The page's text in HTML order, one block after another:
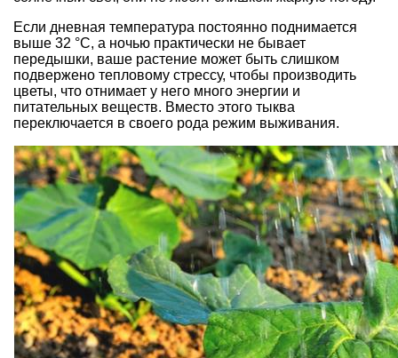
Если дневная температура постоянно поднимается
выше 32 °С, а ночью практически не бывает
передышки, ваше растение может быть слишком
подвержено тепловому стрессу, чтобы производить
цветы, что отнимает у него много энергии и
питательных веществ. Вместо этого тыква
переключается в своего рода режим выживания.